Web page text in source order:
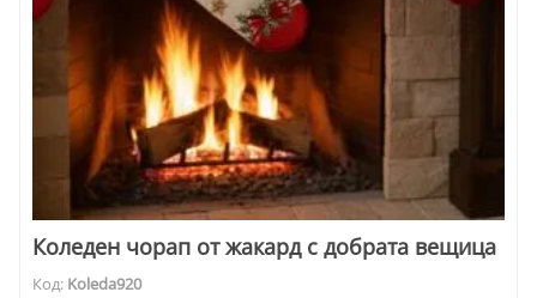
Коледен чорап от жакард с добрата вещица
Код: Koleda920